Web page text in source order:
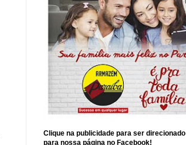
Clique na publicidade para ser direcionado
para nossa página no Facebook!